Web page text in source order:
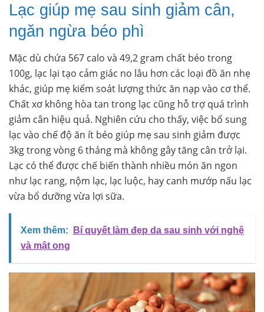
Lạc giúp mẹ sau sinh giảm cân,
ngăn ngừa béo phì
Mặc dù chứa 567 calo và 49,2 gram chất béo trong
100g, lạc lại tạo cảm giác no lâu hơn các loại đồ ăn nhẹ
khác, giúp mẹ kiểm soát lượng thức ăn nạp vào cơ thể.
Chất xơ không hòa tan trong lạc cũng hỗ trợ quá trình
giảm cân hiệu quả. Nghiên cứu cho thấy, việc bổ sung
lạc vào chế độ ăn ít béo giúp mẹ sau sinh giảm được
3kg trong vòng 6 tháng mà không gây tăng cân trở lại.
Lạc có thể được chế biến thành nhiều món ăn ngon
như lạc rang, nộm lạc, lạc luộc, hay canh mướp nấu lạc
vừa bổ dưỡng vừa lợi sữa.
Xem thêm:
Bí quyết làm đẹp da sau sinh với nghệ
và mật ong